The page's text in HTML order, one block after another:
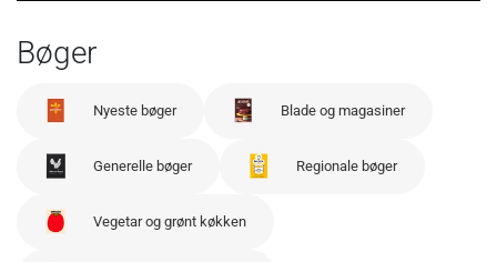
Bøger
Nyeste bøger Blade og magasiner
Generelle bøger Regionale bøger
Vegetar og grønt køkken